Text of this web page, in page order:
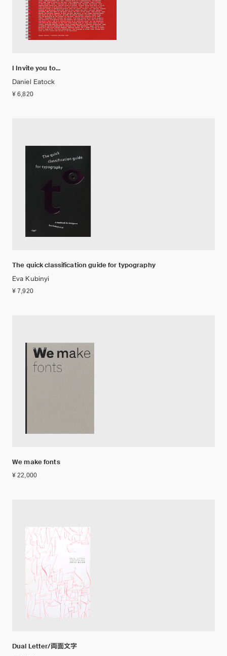
I Invite you to...
Daniel Eatock
¥ 6,820
The quick classification guide for typography
Eva Kubinyi
¥ 7,920
We make fonts
¥ 22,000
Dual Letter/両面文字